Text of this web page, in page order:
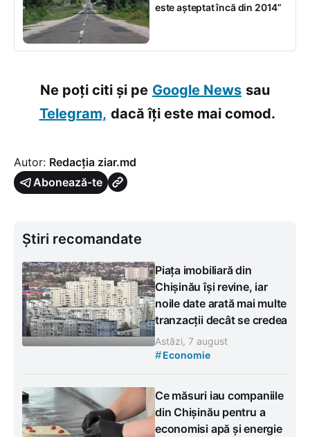
este așteptat încă din 2014”
Ne poți citi și pe Google News sau
Telegram, dacă îți este mai comod.
Autor: Redacția ziar.md
Abonează-te
Știri recomandate
Piața imobiliară din
Chișinău își revine, iar
noile date arată mai multe
tranzacții decât se credea
Astăzi, 7 august
#Economie
Ce măsuri iau companiile
din Chișinău pentru a
economisi apă și energie